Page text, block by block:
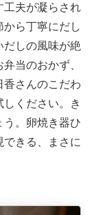
工夫が凝らされ
ら丁寧にだし
しの風味が絶
当のおかず、
香さんのこだわ
ください。き
う。卵焼き器ひ
きる、まさに